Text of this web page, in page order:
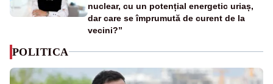
nuclear, cu un potențial energetic uriaș,
dar care se împrumută de curent de la
vecini?”
POLITICA